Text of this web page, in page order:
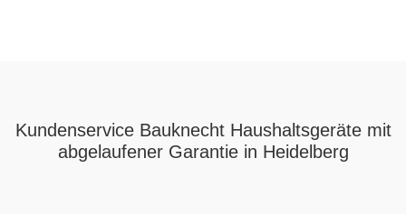
Kundenservice Bauknecht Haushaltsgeräte mit
abgelaufener Garantie in Heidelberg